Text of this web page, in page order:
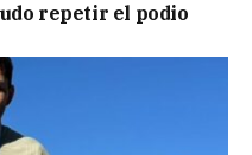
repetir el podio